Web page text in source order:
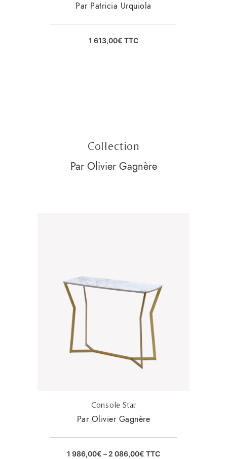
Par Patricia Urquiola
1 613,00€ TTC
Collection
Par Olivier Gagnère
Console Star
Par Olivier Gagnère
1 986,00€ – 2 086,00€ TTC